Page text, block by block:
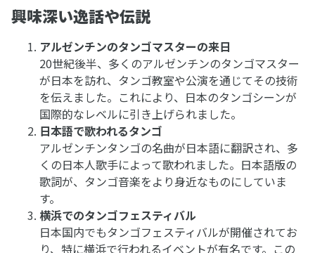
興味深い逸話や伝説
アルゼンチンのタンゴマスターの来日
20世紀後半、多くのアルゼンチンのタンゴマスター
が日本を訪れ、タンゴ教室や公演を通じてその技術
を伝えました。これにより、日本のタンゴシーンが
国際的なレベルに引き上げられました。
日本語で歌われるタンゴ
アルゼンチンタンゴの名曲が日本語に翻訳され、多
くの日本人歌手によって歌われました。日本語版の
歌詞が、タンゴ音楽をより身近なものにしていま
す。
横浜でのタンゴフェスティバル
日本国内でもタンゴフェスティバルが開催されてお
り、特に横浜で行われるイベントが有名です。この